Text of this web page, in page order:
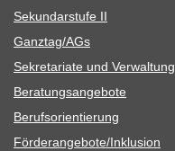
Sekun­dar­stufe II
Ganztag/​​AGs
Sekre­ta­riate und Verwaltung
Bera­tungs­an­ge­bote
Berufs­ori­en­tie­rung
Förderangebote/​​Inklusion